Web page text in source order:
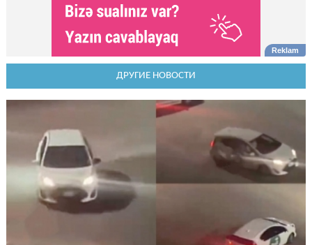
ДРУГИЕ НОВОСТИ